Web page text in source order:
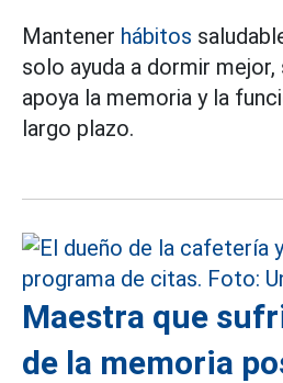
Mantener hábitos
solo ayuda a dormir
apoya la memoria y la
largo plazo.
Maestra que
de la memoria